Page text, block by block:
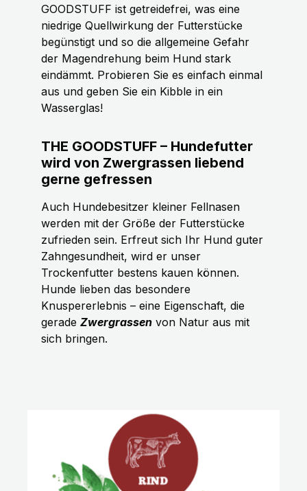
GOODSTUFF ist getreidefrei, was eine
niedrige Quellwirkung der Futterstücke
begünstigt und so die allgemeine Gefahr
der Magendrehung beim Hund stark
eindämmt. Probieren Sie es einfach einmal
aus und geben Sie ein Kibble in ein
Wasserglas!
THE GOODSTUFF – Hundefutter
wird von Zwergrassen liebend
gerne gefressen
Auch Hundebesitzer kleiner Fellnasen
werden mit der Größe der Futterstücke
zufrieden sein. Erfreut sich Ihr Hund guter
Zahngesundheit, wird er unser
Trockenfutter bestens kauen können.
Hunde lieben das besondere
Knuspererlebnis – eine Eigenschaft, die
gerade Zwergrassen von Natur aus mit
sich bringen.